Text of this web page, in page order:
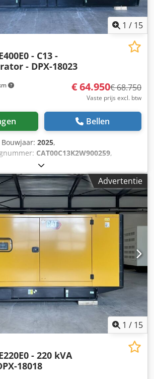
1 / 15
- C13 -
- DPX-18023
€ 64.950€ 68.750
Vaste prijs excl. btw
Bellen
Bouwjaar: 2025,
CAT00C13K2W900259,
, motorfabrikant:
Leeggewicht: 4.667 kg
400 kVA Afmetingen laadruimte: 493 x
ja Inhoud watertank: 800 l
CN Neem contact op met het DPX-
Dedpsy T Uwdefx Abmock =
= - Accu - Bedieningspaneel -
Advertentie
1 / 15
- 220 kVA
18018